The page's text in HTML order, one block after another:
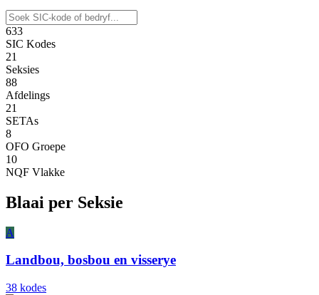
633
SIC Kodes
21
Seksies
88
Afdelings
21
SETAs
8
OFO Groepe
10
NQF Vlakke
Blaai per Seksie
A
Landbou, bosbou en visserye
38 kodes